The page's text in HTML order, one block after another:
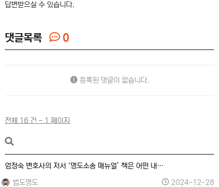
답변받으실 수 있습니다.
댓글목록 0
등록된 댓글이 없습니다.
전체 16 건 - 1 페이지
엄정숙 변호사의 저서 ‘명도소송 매뉴얼’ 책은 어떤 내…
법도명도
2024-12-28